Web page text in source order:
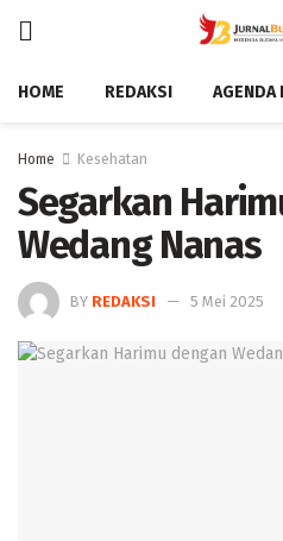
HOME REDAKSI AGENDA
Home Kesehatan
Segarkan
Wedang Nanas
BY REDAKSI 5 Mei 2025